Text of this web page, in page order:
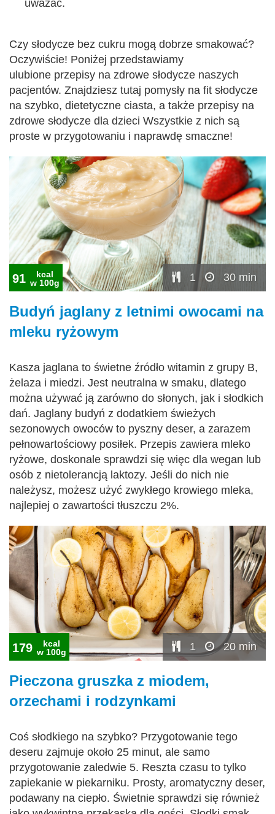
uważać.
Czy słodycze bez cukru mogą dobrze smakować?
Oczywiście! Poniżej przedstawiamy
ulubione przepisy na zdrowe słodycze naszych
pacjentów. Znajdziesz tutaj pomysły na fit słodycze
na szybko, dietetyczne ciasta, a także przepisy na
zdrowe słodycze dla dzieci Wszystkie z nich są
proste w przygotowaniu i naprawdę smaczne!
91
kcal
w 100g
1 30 min
Budyń jaglany z letnimi owocami na
mleku ryżowym
Kasza jaglana to świetne źródło witamin z grupy B,
żelaza i miedzi. Jest neutralna w smaku, dlatego
można używać ją zarówno do słonych, jak i słodkich
dań. Jaglany budyń z dodatkiem świeżych
sezonowych owoców to pyszny deser, a zarazem
pełnowartościowy posiłek. Przepis zawiera mleko
ryżowe, doskonale sprawdzi się więc dla wegan lub
osób z nietolerancją laktozy. Jeśli do nich nie
należysz, możesz użyć zwykłego krowiego mleka,
najlepiej o zawartości tłuszczu 2%.
179
kcal
w 100g
1 20 min
Pieczona gruszka z miodem,
orzechami i rodzynkami
Coś słodkiego na szybko? Przygotowanie tego
deseru zajmuje około 25 minut, ale samo
przygotowanie zaledwie 5. Reszta czasu to tylko
zapiekanie w piekarniku. Prosty, aromatyczny deser,
podawany na ciepło. Świetnie sprawdzi się również